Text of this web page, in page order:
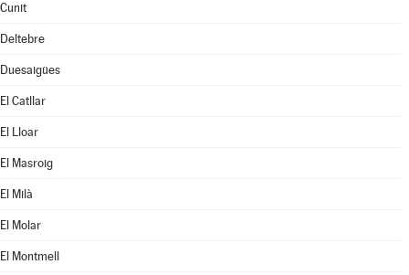
Cunit
Deltebre
Duesaigües
El Catllar
El Lloar
El Masroig
El Milà
El Molar
El Montmell